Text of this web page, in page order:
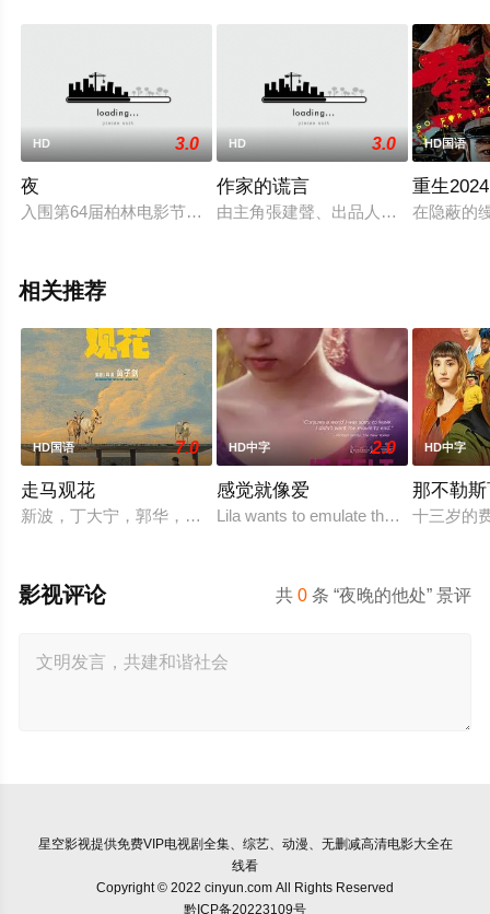
HD 3.0
夜
入围第64届柏林电影节全景单元，是画天新锐导演扶植计划
HD 3.0
作家的谎言
由主角張建聲、出品人蕭定一及導演
HD国语
重生2024
在隐蔽的
相关推荐
HD国语 7.0
走马观花
新波，丁大宁，郭华，程一木他们毕业于同一所大学。他们和
HD中字 2.0
感觉就像爱
Lila wants to emulate the sexual
HD中字
那不勒
十三岁的
共0 条 “夜晚的他处” 景评
影视评论
星空影视提供免费VIP电视剧全集、综艺、动漫、无删减高清电影大全在
线看
Copyright © 2022 cinyun.com All Rights Reserved
黔ICP备20223109号